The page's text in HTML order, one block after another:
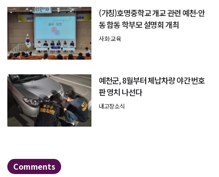
(가칭)호명중학교 개교 관련 예천-안
동 합동 학부모 설명회 개최
사회·교육
예천군, 8월부터 체납차량 야간 번호
판 영치 나선다
내고장소식
Comments